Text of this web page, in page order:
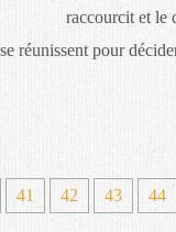
raccourcit et le
réunissent pour
41 42 43 44